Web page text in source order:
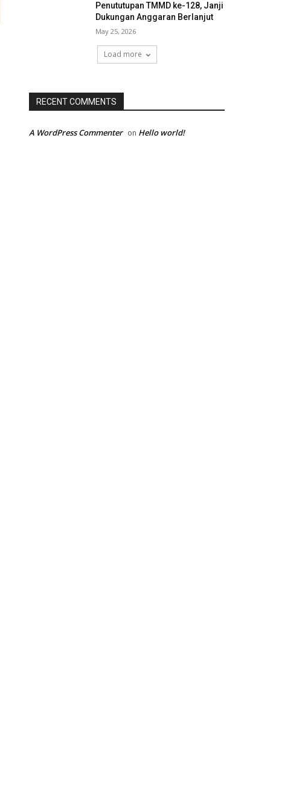
Penututupan TMMD ke-128, Janji
Dukungan Anggaran Berlanjut
May 25, 2026
Load more
RECENT COMMENTS
A WordPress Commenter on Hello world!